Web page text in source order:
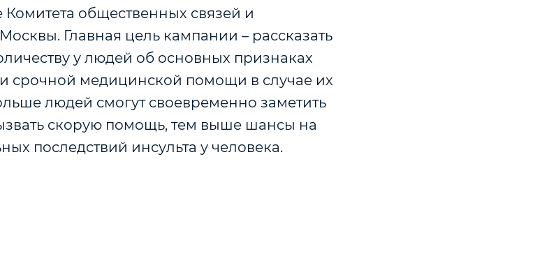
общественных связей и
Главная цель кампании – рассказать
у людей об основных признаках
срочной медицинской помощи в случае их
людей смогут своевременно заметить
скорую помощь, тем выше шансы на
последствий инсульта у человека.